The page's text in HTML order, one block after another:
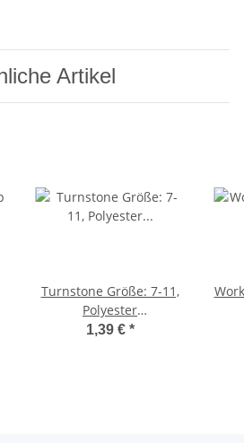
Artikel
Turnstone Größe: 7-11,
Polyester
Feinstrickhandschuh mit
1,39 € *